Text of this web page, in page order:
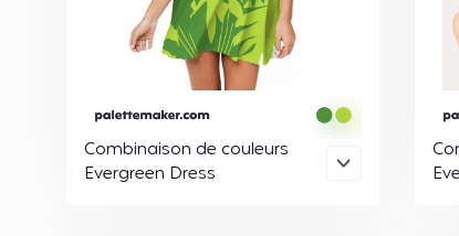
Combinaison de couleurs
Evergreen Dress